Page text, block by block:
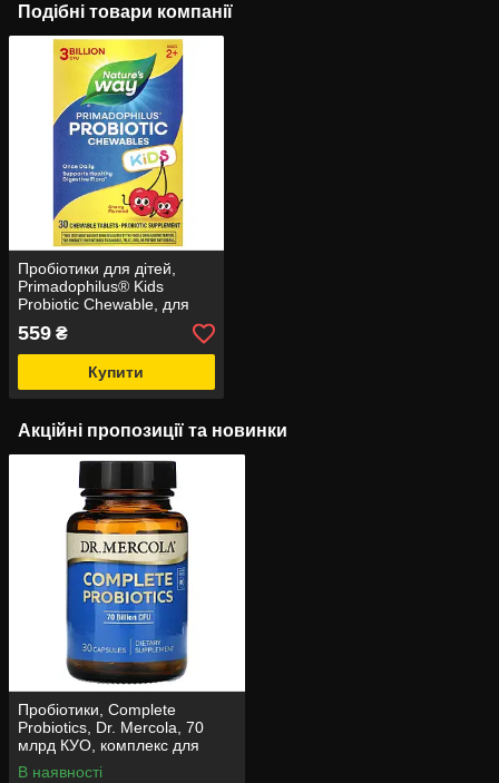
Подібні товари компанії
Пробіотики для дітей,
Primadophilus® Kids
Probiotic Chewable, для
дітей від 2 років, з
вишневим смаком, 3 млрд
КУО, 30 жувальних
559 ₴
Купити
Акційні пропозиції та новинки
Пробіотики, Complete
Probiotics, Dr. Mercola, 70
млрд КУО, комплекс для
травної системи, 30 капсул
В наявності